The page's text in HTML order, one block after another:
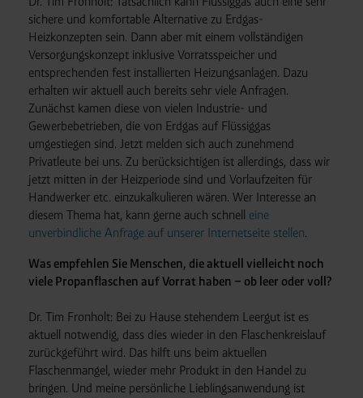
sichere und komfortable Alternative zu Erdgas-
Heizkonzepten sein. Dann aber mit einem vollständigen
Versorgungskonzept inklusive Vorratsspeicher und
entsprechenden fest installierten Heizungsanlagen. Dazu
erhalten wir aktuell auch bereits sehr viele Anfragen.
Zunächst kamen diese von vielen Industrie- und
Gewerbebetrieben, die von Erdgas auf Flüssiggas
umgestiegen sind. Jetzt melden sich auch zunehmend
Privatleute bei uns. Zu berücksichtigen ist allerdings, dass wir
jetzt mitten in der Heizperiode sind und Vorlaufzeiten für
Handwerker etc. einzukalkulieren wären. Wer Interesse an
diesem Thema hat, kann gerne auch schnell eine
unverbindliche Anfrage auf unserer Internetseite stellen.
Was empfehlen Sie Menschen, die aktuell vielleicht noch
viele Propanflaschen auf Vorrat haben – ob leer oder voll?
Dr. Tim Fronholt: Bei zu Hause stehendem Leergut ist es
aktuell notwendig, dass dies wieder in den Flaschenkreislauf
zurückgeführt wird. Das hilft uns beim aktuellen
Flaschenmangel, wieder mehr Produkt in den Handel zu
bringen. Und meine persönliche Lieblingsanwendung ist